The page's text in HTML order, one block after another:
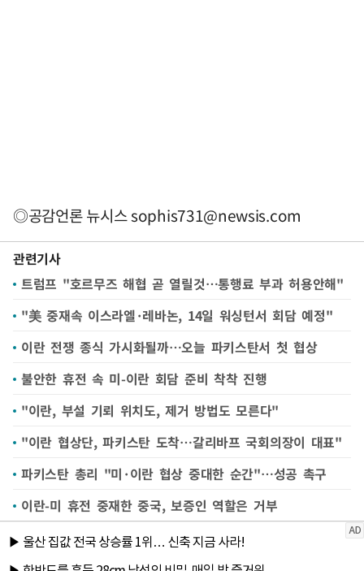
◎공감언론 뉴시스sophis731@newsis.com
관련기사
트럼프 "호르무즈 해협 곧 열릴것…통행료 부과 허용안해"
"美 중재속 이스라엘·레바논, 14일 워싱턴서 회담 예정"
이란 전쟁 종식 가시화될까…오늘 파키스탄서 첫 협상
불안한 휴전 속 미-이란 회담 준비 착착 진행
"이란, 부설 기뢰 위치도, 제거 방법도 모른다"
"이란 협상단, 파키스탄 도착…갈리바프 국회의장이 대표"
파키스탄 총리 "미·이란 협상 중대한 순간"…성공 촉구
이란-미 휴전 중재한 중국, 보증인 역할은 거부